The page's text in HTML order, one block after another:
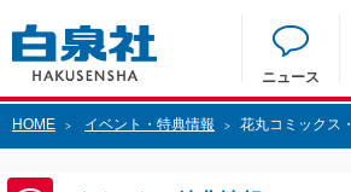
ニュース
HOME > イベント・特典情報 > 花丸コミックス